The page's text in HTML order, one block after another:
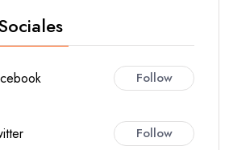
Follow
Follow